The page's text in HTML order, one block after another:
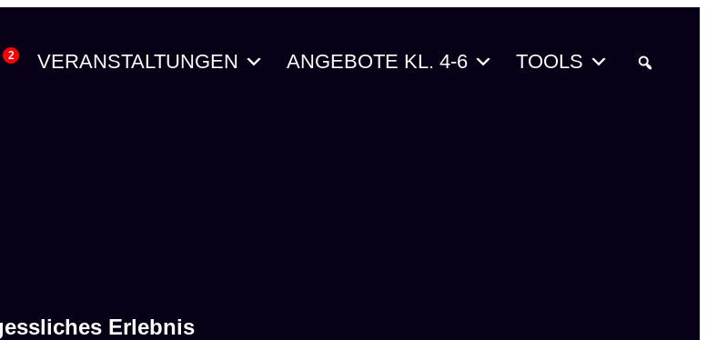
2 VERANSTALTUNGEN ANGEBOTE KL. 4-6 TOOLS
Erlebnis